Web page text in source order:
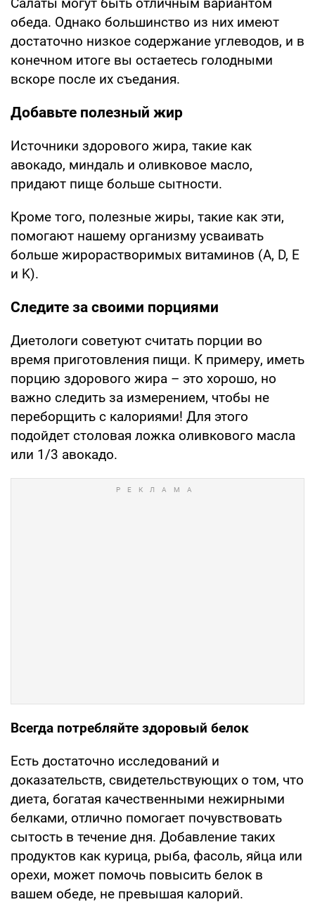
обеда. Однако большинство из них имеют
достаточно низкое содержание углеводов, и в
конечном итоге вы остаетесь голодными
вскоре после их съедания.
Добавьте полезный жир
Источники здорового жира, такие как
авокадо, миндаль и оливковое масло,
придают пище больше сытности.
Кроме того, полезные жиры, такие как эти,
помогают нашему организму усваивать
больше жирорастворимых витаминов (A, D, E
и K).
Следите за своими порциями
Диетологи советуют считать порции во
время приготовления пищи. К примеру, иметь
порцию здорового жира – это хорошо, но
важно следить за измерением, чтобы не
переборщить с калориями! Для этого
подойдет столовая ложка оливкового масла
или 1/3 авокадо.
Всегда потребляйте здоровый белок
Есть достаточно исследований и
доказательств, свидетельствующих о том, что
диета, богатая качественными нежирными
белками, отлично помогает почувствовать
сытость в течение дня. Добавление таких
продуктов как курица, рыба, фасоль, яйца или
орехи, может помочь повысить белок в
вашем обеде, не превышая калорий.